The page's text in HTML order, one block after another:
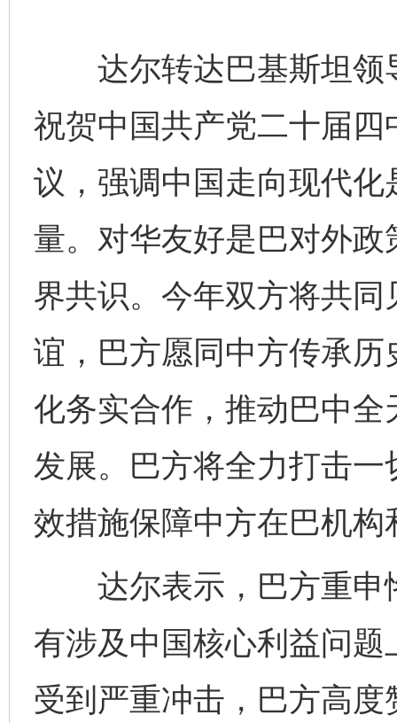
达尔转达巴基斯坦领
祝贺中国共产党二十届四
议，强调中国走向现代
量。对华友好是巴对外
界共识。今年双方将共
谊，巴方愿同中方传承
化务实合作，推动巴中
发展。巴方将全力打击
效措施保障中方在巴机构
达尔表示，巴方重申
有涉及中国核心利益问
受到严重冲击，巴方高